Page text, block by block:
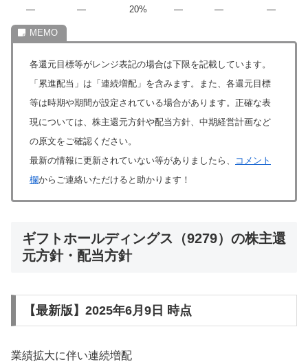
―
― 20% ― ― ―
各還元目標等がレンジ表記の場合は下限を記載しています。
「累進配当」は「連続増配」を含みます。また、各還元目標
等は時期や期間が設定されている場合があります。正確な表
現については、株主還元方針や配当方針、中期経営計画など
の原文をご確認ください。
最新の情報に更新されていない等がありましたら、
コメント
欄からご連絡いただけると助かります！
ギフトホールディングス（9279）の株主還
元方針・配当方針
【最新版】2025年6月9日 時点
業績拡大に伴い連続増配